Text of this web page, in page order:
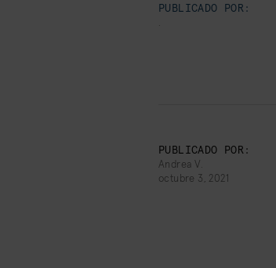
PUBLICADO POR:
.
PUBLICADO POR:
Andrea V.
octubre 3, 2021